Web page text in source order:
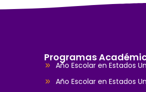
Programas
Año Escolar en Estados
Año Escolar en Estados